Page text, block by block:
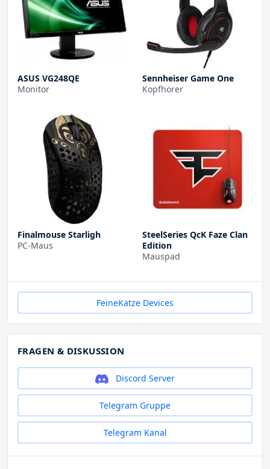
ASUS VG248QE
Monitor
Sennheiser Game One
Kopfhörer
Finalmouse Starligh
PC-Maus
SteelSeries QcK Faze Clan
Edition
Mauspad
FeineKatze Devices
FRAGEN & DISKUSSION
Discord Server
Telegram Gruppe
Telegram Kanal